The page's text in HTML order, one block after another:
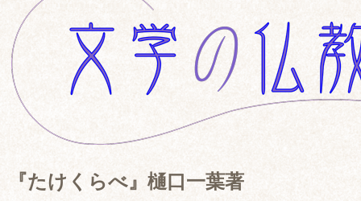
『たけくらべ』樋口一葉著